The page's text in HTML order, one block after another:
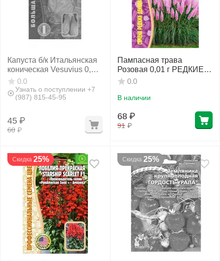
Капуста б/к Итальянская
коническая Vesuvius 0,2 г
РЕДКИЕ СЕМЕНА
0.0
Узнать о поступлении +7
(987) 815-45-95
60 ₽
45 ₽
Пампасная трава
Розовая 0,01 г РЕДКИЕ
СЕМЕНА
0.0
В наличии
91 ₽
68 ₽
Скидка 25% Скидка 25%